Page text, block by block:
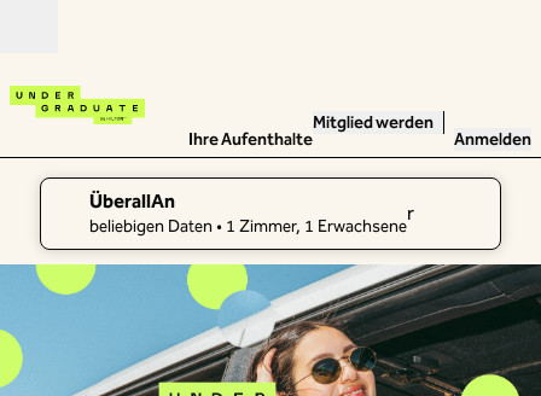
Ihre Aufenthalte
Mitglied werden
Anmelden
ÜberallAn
beliebigen Daten• 1 Zimmer, 1 Erwachsene
r
Suchdetails bearbeiten, Beliebige Daten, 1 Zimmer, 1